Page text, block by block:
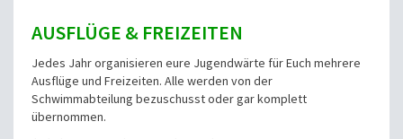
AUSFLÜGE & FREIZEITEN
Jedes Jahr organisieren eure Jugendwärte für Euch mehrere
Ausflüge und Freizeiten. Alle werden von der
Schwimmabteilung bezuschusst oder gar komplett
übernommen.